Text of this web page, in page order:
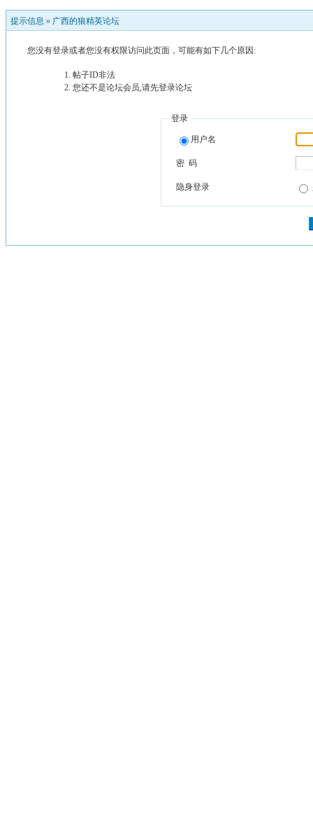
提示信息 » 广西的狼精英论坛
您没有登录或者您没有权限访问此页面，可能有如下几个原因:
帖子ID非法
您还不是论坛会员,请先登录论坛
登录
用户名
密 码
隐身登录